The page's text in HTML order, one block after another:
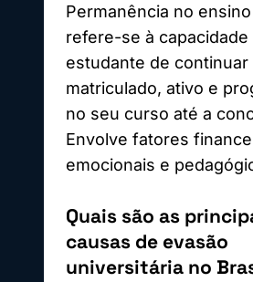
Permanência no
refere-se à capacidade
estudante de continuar
matriculado, ativo e
no seu curso até a
Envolve fatores
emocionais e
Quais são as
causas de evasão
universitária no